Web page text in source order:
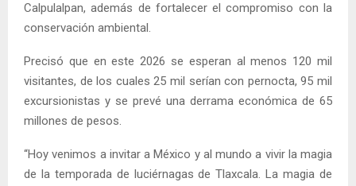
Calpulalpan, además de fortalecer el compromiso con la
conservación ambiental.
Precisó que en este 2026 se esperan al menos 120 mil
visitantes, de los cuales 25 mil serían con pernocta, 95 mil
excursionistas y se prevé una derrama económica de 65
millones de pesos.
“Hoy venimos a invitar a México y al mundo a vivir la magia
de la temporada de luciérnagas de Tlaxcala. La magia de